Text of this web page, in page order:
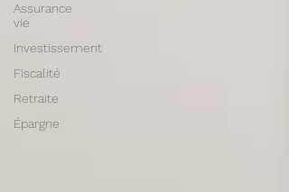
Assurance
vie
Investissement
Fiscalité
Retraite
Épargne